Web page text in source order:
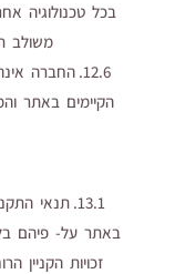
בכל טכנולוגיה
משולב
12.6. החברה
הקיימים באתר
13.1. תנאי
באתר על- פיהם
זכויות הקניין